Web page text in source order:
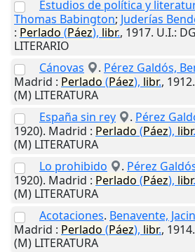
Estudios de política y
Thomas Babington; Juderías
: Perlado (Páez), libr., 1917. U.I.:
LITERARIO
Cánovas
. Pérez Galdós,
Madrid : Perlado (Páez), libr., 1912.
(M) LITERATURA
España sin rey
. Pérez
1920). Madrid : Perlado (Páez), libr.
(M) LITERATURA
Lo prohibido
. Pérez
1920). Madrid : Perlado (Páez), libr.
(M) LITERATURA
Acotaciones. Benavente,
Madrid : Perlado (Páez), libr., 1914.
(M) LITERATURA